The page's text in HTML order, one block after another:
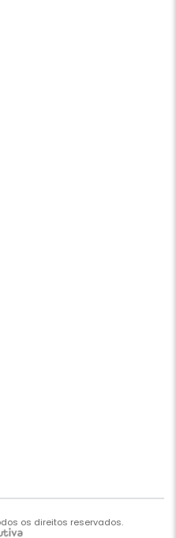
os direitos reservados.